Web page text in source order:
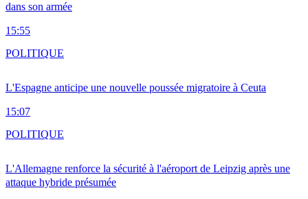
dans son armée
15:55
L'Espagne anticipe une nouvelle poussée migratoire à Ceuta
15:07
POLITIQUE
L'Allemagne renforce la sécurité à l'aéroport de Leipzig après une
attaque hybride présumée
POLITIQUE